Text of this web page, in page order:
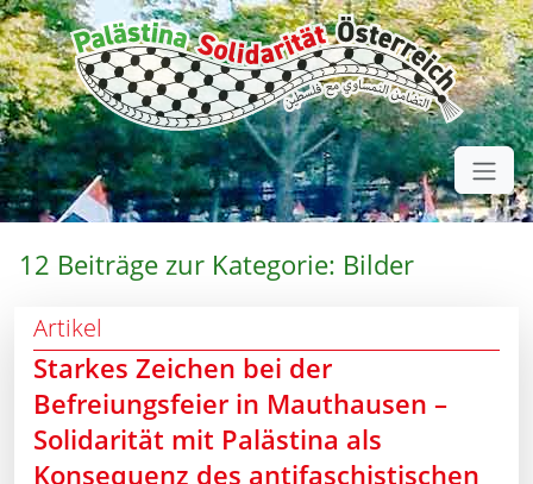
12 Beiträge zur Kategorie: Bilder
Artikel
Starkes Zeichen bei der
Befreiungsfeier in Mauthausen –
Solidarität mit Palästina als
Konsequenz des antifaschistischen